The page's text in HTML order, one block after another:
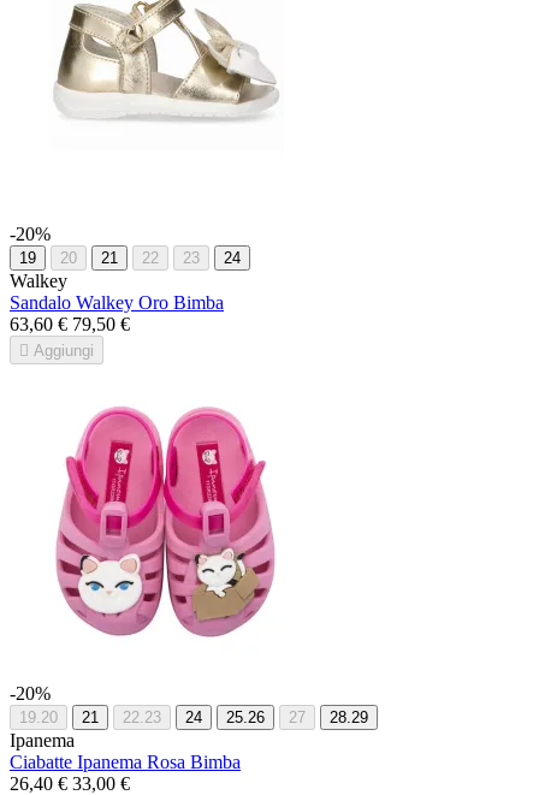
-20%
19 20 21 22 23 24
Walkey
Sandalo Walkey Oro Bimba
63,60 € 79,50 €
 Aggiungi
-20%
19.20 21 22.23 24 25.26 27 28.29
Ipanema
Ciabatte Ipanema Rosa Bimba
26,40 € 33,00 €